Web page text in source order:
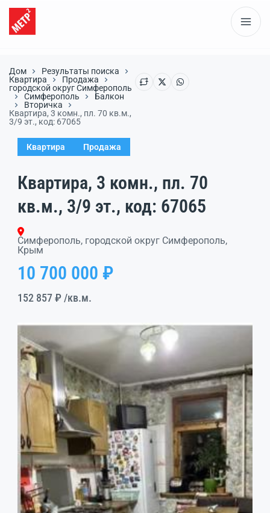
Дом
Результаты поиска
Квартира
Продажа
городской округ Симферополь
Симферополь
Балкон
Вторичка
Квартира, 3 комн., пл. 70 кв.м.,
3/9 эт., код: 67065
Квартира Продажа
Квартира, 3 комн., пл. 70
кв.м., 3/9 эт., код: 67065
Симферополь, городской округ Симферополь,
Крым
10 700 000 ₽
152 857 ₽ /кв.м.